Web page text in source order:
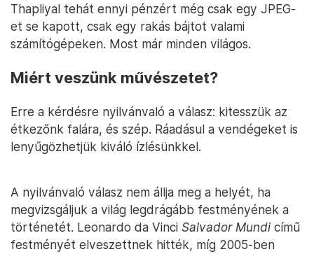
Thapliyal tehát ennyi pénzért még csak egy JPEG-
et se kapott, csak egy rakás bájtot valami
számítógépeken. Most már minden világos.
Miért veszünk művészetet?
Erre a kérdésre nyilvánvaló a válasz: kitesszük az
étkezőnk falára, és szép. Ráadásul a vendégeket is
lenyűgözhetjük kiváló ízlésünkkel.
A nyilvánvaló válasz nem állja meg a helyét, ha
megvizsgáljuk a világ legdrágább festményének a
történetét. Leonardo da Vinci Salvador Mundicímű
festményét elveszettnek hitték, míg 2005-ben